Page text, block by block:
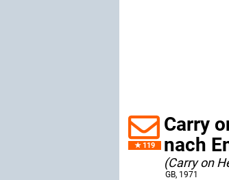
119
Carry
nach
(Carry on
GB, 1971